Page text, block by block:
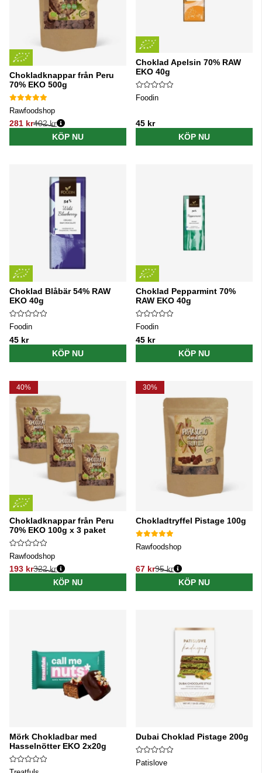
Chokladknappar från Peru
70% EKO 500g
Rawfoodshop
281 kr
Ordinarie pris:
402 kr
KÖP NU
Choklad Apelsin 70% RAW
EKO 40g
Foodin
45 kr
KÖP NU
Choklad Blåbär 54% RAW
EKO 40g
Foodin
45 kr
KÖP NU
Choklad Pepparmint 70%
RAW EKO 40g
Foodin
45 kr
KÖP NU
40%
Chokladknappar från Peru
70% EKO 100g x 3 paket
Rawfoodshop
193 kr
Ordinarie pris:
322 kr
KÖP NU
30%
Chokladtryffel Pistage 100g
Rawfoodshop
67 kr
Ordinarie pris:
95 kr
KÖP NU
Mörk Chokladbar med
Hasselnötter EKO 2x20g
Dubai Choklad Pistage 200g
Patislove